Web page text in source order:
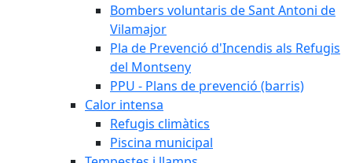
Bombers voluntaris de Sant Antoni de
Vilamajor
Pla de Prevenció d'Incendis als Refugis
del Montseny
PPU - Plans de prevenció (barris)
Calor intensa
Refugis climàtics
Piscina municipal